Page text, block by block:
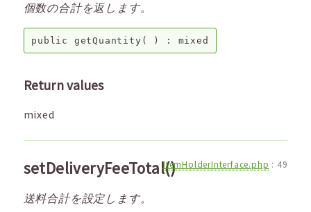
個数の合計を返します。
public getQuantity ( ) : mixed
Return values
mixed
setDeliveryFeeTotal()ItemHolderInterface.php : 49
送料合計を設定します。